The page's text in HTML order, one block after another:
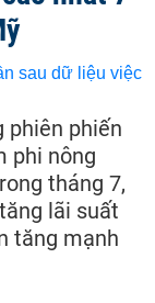
phiên phiến
phi nông
tháng 7,
lãi suất
tăng mạnh